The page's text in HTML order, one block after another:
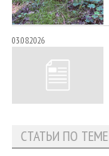
03.08.2026
СТАТЬИ ПО ТЕМЕ